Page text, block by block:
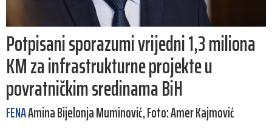
Potpisani sporazumi vrijedni 1,3 miliona
KM za infrastrukturne projekte u
povratničkim sredinama BiH
FENAAmina Bijelonja Muminović, Foto: Amer Kajmović